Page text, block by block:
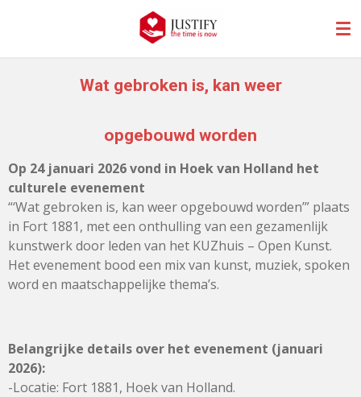
hoofdinhoudWat gebroken is, kan weer
opgebouwd worden
Op 24 januari 2026 vond in Hoek van Holland het
culturele evenement
“‘Wat gebroken is, kan weer opgebouwd worden’” plaats
in Fort 1881, met een onthulling van een gezamenlijk
kunstwerk door leden van het KUZhuis – Open Kunst.
Het evenement bood een mix van kunst, muziek, spoken
word en maatschappelijke thema’s.
Belangrijke details over het evenement (januari
2026):
-Locatie: Fort 1881, Hoek van Holland.